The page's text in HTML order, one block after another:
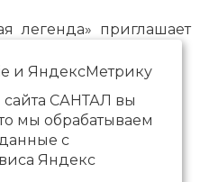
легенда» приглашает
путешествие.
и ЯндексМетрику
САНТАЛ вы
мы обрабатываем
с
Яндекс